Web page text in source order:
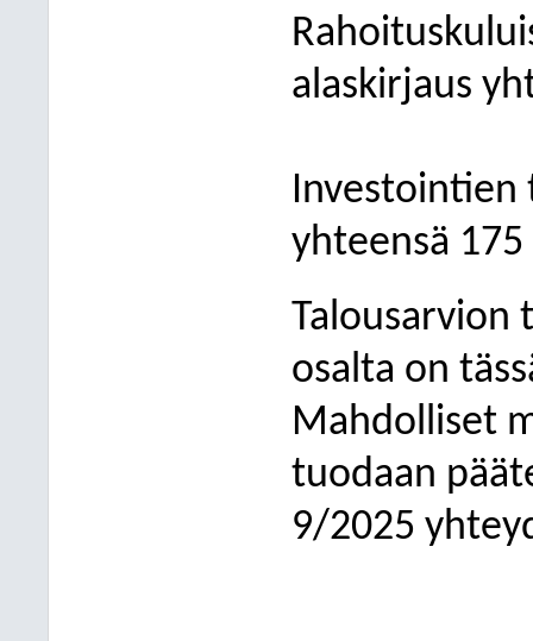
alaskirjaus
Investointien
yhteensä 175
Talousarvion
osalta on
Mahdolliset
tuodaan
9/2025